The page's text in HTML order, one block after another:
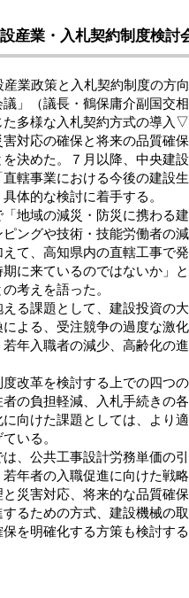
産業・入札契約制度検
業政策と入札契約制度の方
」（議長・鶴保庸介副国交
多様な入札契約方式の導入
対応の確保と将来の品質確
決めた。７月以降、中央建
轄事業における今後の建設
体的な検討に着手する。
地域の減災・防災に携わる
ングや技術・技能労働者の
て、高知県内の直轄工事で
に来ているのではないか」
考えを語った。
る課題として、建設投資の
よる、受注競争の過度な激
年入職者の減少、高齢化の
改革を検討する上での四つ
の負担軽減、入札手続きの
向けた課題としては、より
いる。
、公共工事設計労務単価の
年者の入職促進に向けた戦
災害対応、将来的な品質確
るための方式、建設機械の
を明確化する方策も検討する